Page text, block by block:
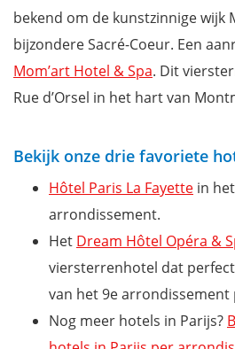
bekend om de kunstzinnige
bijzondere Sacré-Coeur. Een
Mom’art Hotel & Spa. Dit
Rue d’Orsel in het hart van
Bekijk onze drie favoriete
Hôtel Paris La Fayette in
arrondissement.
Het Dream Hôtel Opéra &
viersterrenhotel dat
van het 9e arrondissement
Nog meer hotels in Parijs?